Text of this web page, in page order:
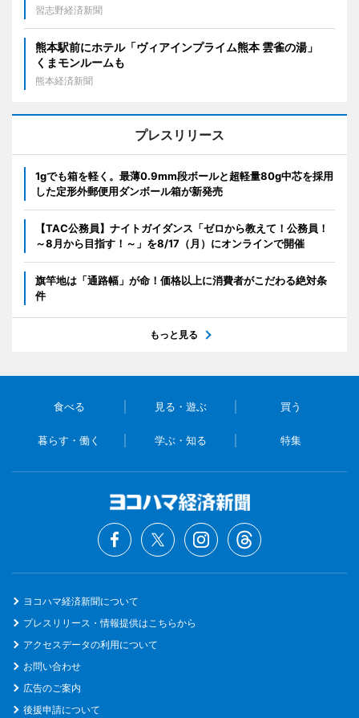
習志野経済新聞
熊本駅前にホテル「ヴィアインプライム熊本 雲雀の湯」
くまモンルームも
熊本経済新聞
プレスリリース
1gでも箱を軽く。最薄0.9mm段ボールと超軽量80g中芯を採用
した定形外郵便用ダンボール箱が新発売
【TAC公務員】ナイトガイダンス「ゼロから教えて！公務員！
～8月から目指す！～」を8/17（月）にオンラインで開催
旗竿地は「通路幅」が命！価格以上に消費者がこだわる絶対条
件
もっと見る
食べる 見る・遊ぶ 買う
暮らす・働く 学ぶ・知る 特集
ヨコハマ経済新聞について
プレスリリース・情報提供はこちらから
アクセスデータの利用について
お問い合わせ
広告のご案内
後援申請について